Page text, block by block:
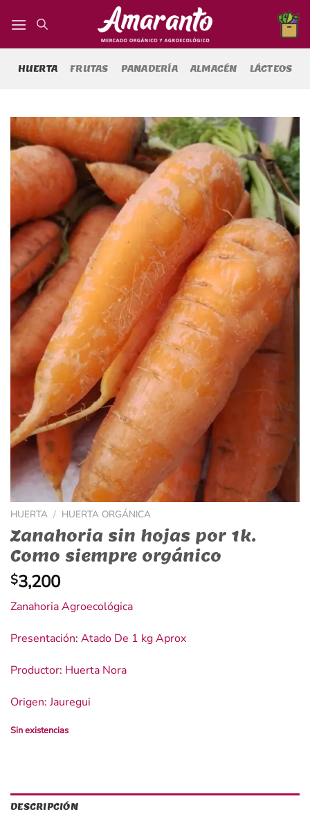
HUERTA FRUTAS PANADERÍA ALMACÉN LÁCTEOS
HUERTA / HUERTA ORGÁNICA
Zanahoria sin hojas por 1k.
Como siempre orgánico
$3,200
Zanahoria Agroecológica
Presentación: Atado De 1 kg Aprox
Productor: Huerta Nora
Origen: Jauregui
Sin existencias
DESCRIPCIÓN